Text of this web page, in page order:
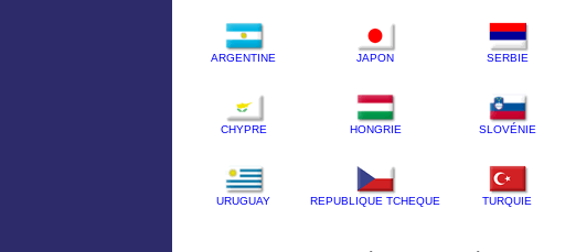
ARGENTINE JAPON SERBIE
CHYPRE HONGRIE SLOVÉNIE
URUGUAY REPUBLIQUE TCHEQUE TURQUIE